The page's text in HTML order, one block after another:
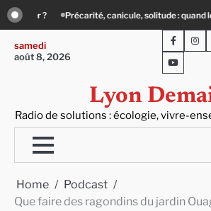
Skip
to
content
social devient essentiel « Ça chauffe » : des
samedi
août 8, 2026
Lyon
Radio de solutions : écologie, vivre-
Youtube
Home
Podcast
Que faire des ragondins du jardin